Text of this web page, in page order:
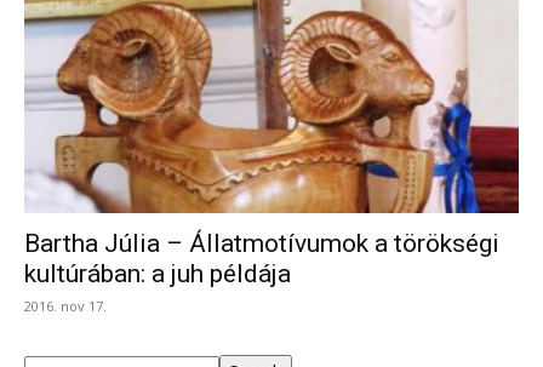
Bartha Júlia – Állatmotívumok a törökségi
kultúrában: a juh példája
2016. nov 17.